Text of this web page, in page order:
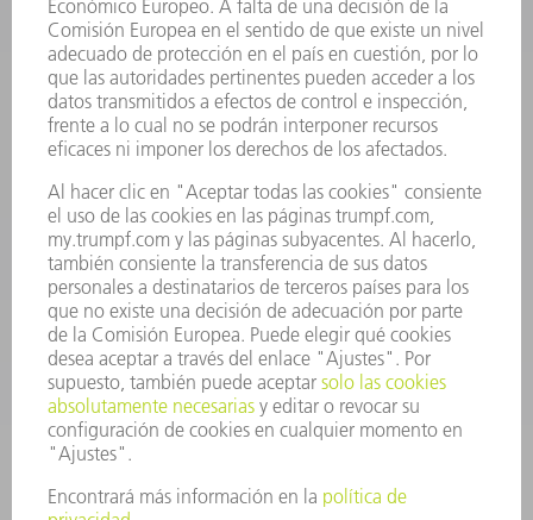
Preguntas más frecuentes
Condiciones generales de venta
CONTACTO
Departamento de Repuestos
+34 91 657 36 70
Viernes de 8h – 17h
repuestos@es.trumpf.com
CONTACTO
Departamento de Utillaje
+34 91 657 36 69
Lunes a Jueves de 8h – 18h
Viernes de 8h – 17h
utillaje@trumpf.com